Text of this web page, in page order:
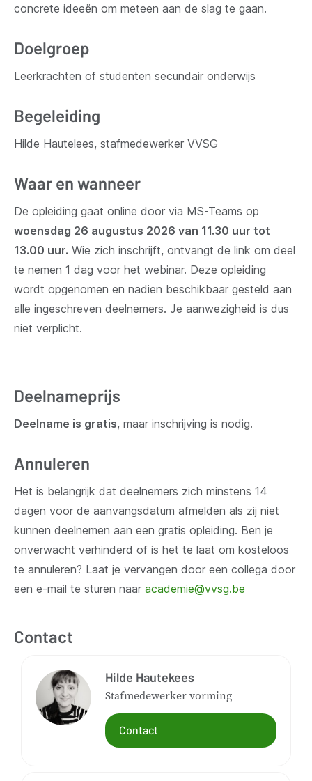
concrete ideeën om meteen aan de slag te gaan.
Doelgroep
Leerkrachten of studenten secundair onderwijs
Begeleiding
Hilde Hautelees, stafmedewerker VVSG
Waar en wanneer
De opleiding gaat online door via MS-Teams op
woensdag 26 augustus 2026 van 11.30 uur tot
13.00 uur. Wie zich inschrijft, ontvangt de link om deel
te nemen 1 dag voor het webinar. Deze opleiding
wordt opgenomen en nadien beschikbaar gesteld aan
alle ingeschreven deelnemers. Je aanwezigheid is dus
niet verplicht.
Deelnameprijs
Deelname is gratis, maar inschrijving is nodig.
Annuleren
Het is belangrijk dat deelnemers zich minstens 14
dagen voor de aanvangsdatum afmelden als zij niet
kunnen deelnemen aan een gratis opleiding. Ben je
onverwacht verhinderd of is het te laat om kosteloos
te annuleren? Laat je vervangen door een collega door
een e-mail te sturen naar academie@vvsg.be
Contact
Hilde Hautekees
Stafmedewerker vorming
Contact